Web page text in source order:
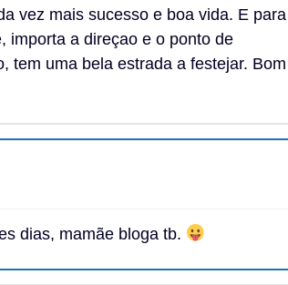
vez mais sucesso e boa vida. E para
importa a direçao e o ponto de
tem uma bela estrada a festejar. Bom
dias, mamãe bloga tb.